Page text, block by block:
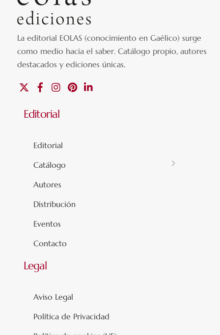
La editorial EOLAS (conocimiento en Gaélico) surge
como medio hacia el saber.Catálogo propio, autores
destacados y ediciones únicas.
FacebookInstagramPinterest
Editorial
Editorial
Catálogo
Autores
Distribución
Eventos
Contacto
Legal
Aviso Legal
Política de Privacidad